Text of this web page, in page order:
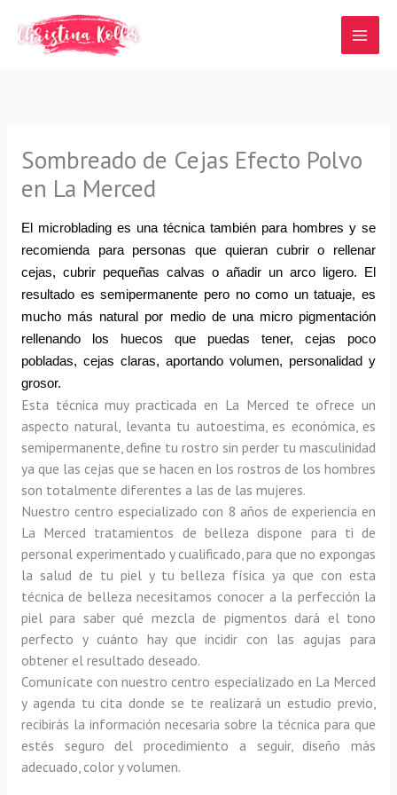
contenido
Sombreado de Cejas Efecto Polvo
en La Merced
El microblading es una técnica también para hombres y se
recomienda para personas que quieran cubrir o rellenar
cejas, cubrir pequeñas calvas o añadir un arco ligero. El
resultado es semipermanente pero no como un tatuaje, es
mucho más natural por medio de una micro pigmentación
rellenando los huecos que puedas tener, cejas poco
pobladas, cejas claras, aportando volumen, personalidad y
grosor.
Esta técnica muy practicada en La Merced te ofrece un
aspecto natural, levanta tu autoestima, es económica, es
semipermanente, define tu rostro sin perder tu masculinidad
ya que las cejas que se hacen en los rostros de los hombres
son totalmente diferentes a las de las mujeres.
Nuestro centro especializado con 8 años de experiencia en
La Merced tratamientos de belleza dispone para ti de
personal experimentado y cualificado, para que no expongas
la salud de tu piel y tu belleza física ya que con esta
técnica de belleza necesitamos conocer a la perfección la
piel para saber qué mezcla de pigmentos dará el tono
perfecto y cuánto hay que incidir con las agujas para
obtener el resultado deseado.
Comunícate con nuestro centro especializado en La Merced
y agenda tu cita donde se te realizará un estudio previo,
recibirás la información necesaria sobre la técnica para que
estés seguro del procedimiento a seguir, diseño más
adecuado, color y volumen.